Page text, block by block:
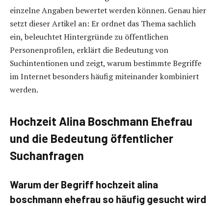
einzelne Angaben bewertet werden können. Genau hier
setzt dieser Artikel an: Er ordnet das Thema sachlich
ein, beleuchtet Hintergründe zu öffentlichen
Personenprofilen, erklärt die Bedeutung von
Suchintentionen und zeigt, warum bestimmte Begriffe
im Internet besonders häufig miteinander kombiniert
werden.
Hochzeit Alina Boschmann Ehefrau
und die Bedeutung öffentlicher
Suchanfragen
Warum der Begriff hochzeit alina
boschmann ehefrau so häufig gesucht wird